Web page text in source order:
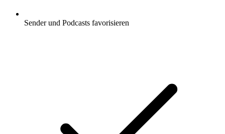
Sender und Podcasts favorisieren